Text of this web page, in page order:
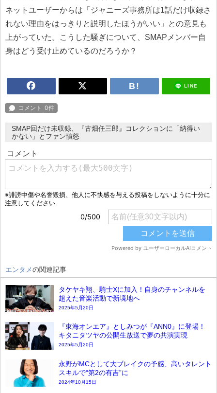
ネットユーザーからは「ジャニーズ事務所は1話だけ収録さ
れない理由をはっきりと説明したほうがいい」との意見も
上がっていた。こうした騒ぎについて、SMAPメンバー自
身はどう受け止めているのだろうか？
LINE
SMAP回だけ未収録、『古畑任三郎』コレクションに「納得い
かない」とファン憤怒
エンタメの関連記事
タケヤキ翔、騎士Xに加入！自身のチャンネルを
超えた音楽活動で新境地へ
2025年5月20日
『東海オンエア』としみつが『ANN0』に登場！
キタニタツヤの公開生放送で夢の共演実現
2025年5月20日
永野がMCとして大ブレイクの予感、高いタレント
スキルで“第2の有吉”に
2024年10月15日